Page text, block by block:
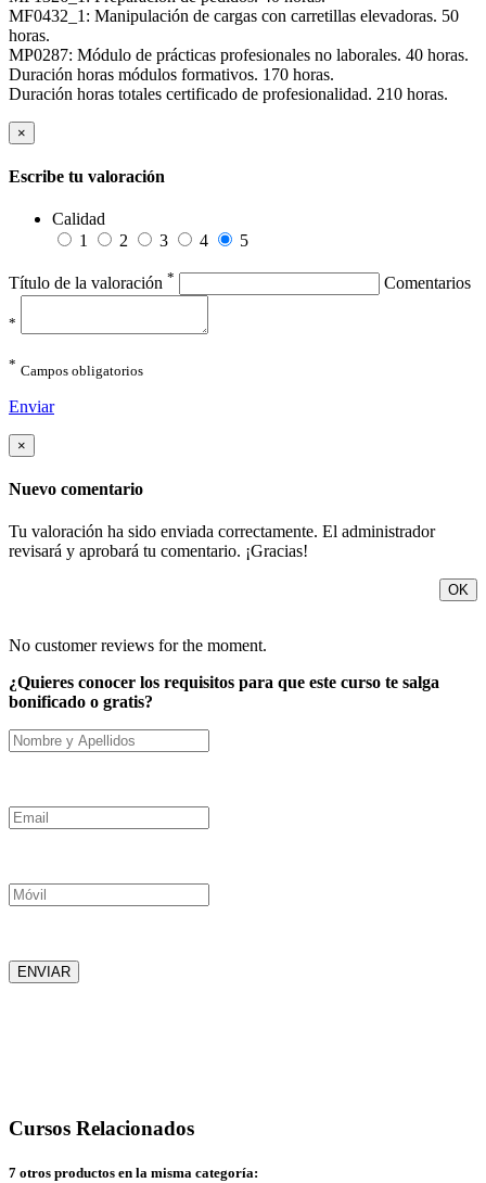
MF0432_1: Manipulación de cargas con carretillas elevadoras. 50
horas.
MP0287: Módulo de prácticas profesionales no laborales. 40 horas.
Duración horas módulos formativos. 170 horas.
Duración horas totales certificado de profesionalidad. 210 horas.
×
Escribe tu valoración
Calidad
1
2 3 4 5
Título de la valoración * Comentarios
*
* Campos obligatorios
Enviar
×
Nuevo comentario
Tu valoración ha sido enviada correctamente. El administrador
revisará y aprobará tu comentario. ¡Gracias!
OK
No customer reviews for the moment.
¿Quieres conocer los requisitos para que este curso te salga
bonificado o gratis?
ENVIAR
Cursos Relacionados
7 otros productos en la misma categoría: